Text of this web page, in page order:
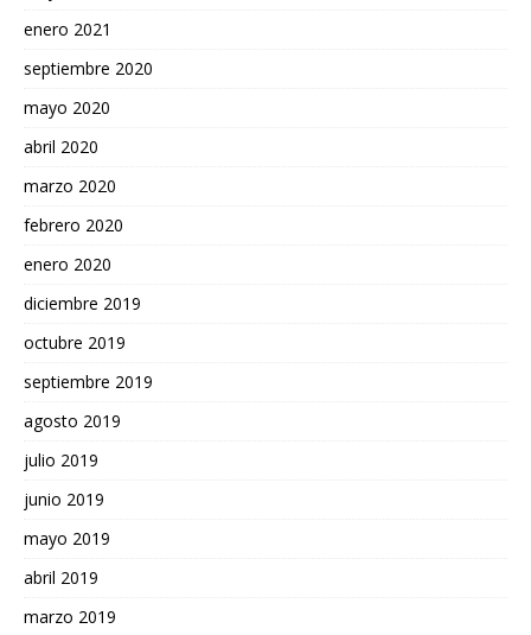
enero 2021
septiembre 2020
mayo 2020
abril 2020
marzo 2020
febrero 2020
enero 2020
diciembre 2019
octubre 2019
septiembre 2019
agosto 2019
julio 2019
junio 2019
mayo 2019
abril 2019
marzo 2019